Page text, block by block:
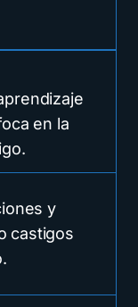
en la
y
castigos